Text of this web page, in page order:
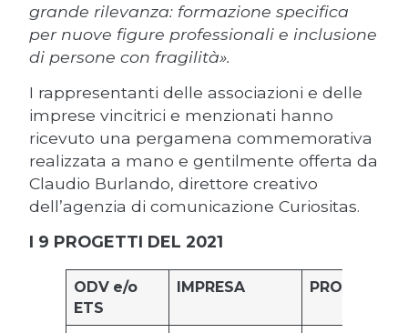
grande rilevanza: formazione specifica
per nuove figure professionali e inclusione
di persone con fragilità».
I rappresentanti delle associazioni e delle
imprese vincitrici e menzionati hanno
ricevuto una pergamena commemorativa
realizzata a mano e gentilmente offerta da
Claudio Burlando, direttore creativo
dell’agenzia di comunicazione Curiositas.
I 9 PROGETTI DEL 2021
ODV e/o
ETS
IMPRESA PROGETTO